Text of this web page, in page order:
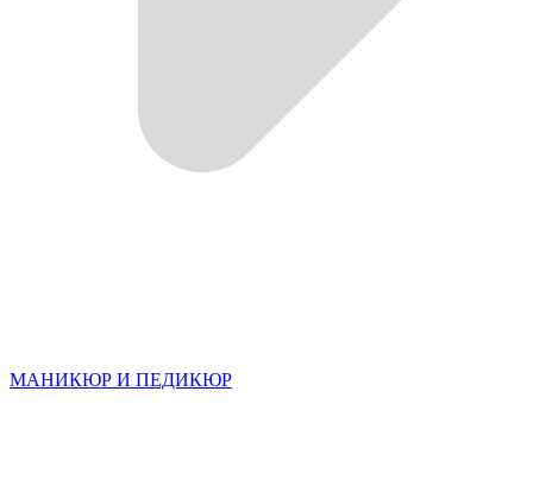
МАНИКЮР И ПЕДИКЮР